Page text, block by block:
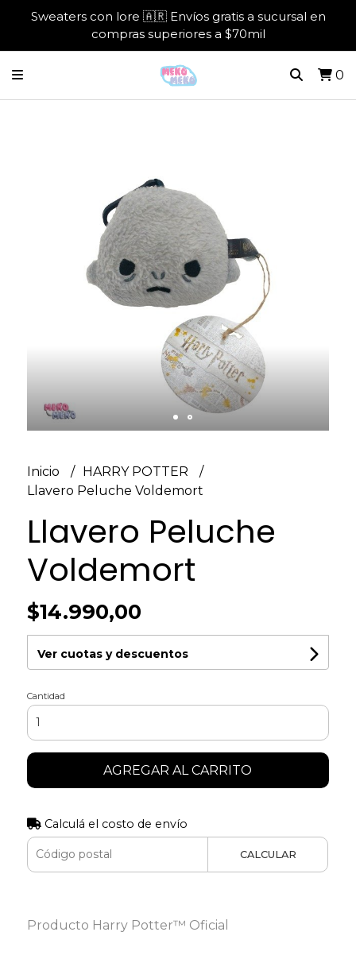
Sweaters con lore 🇦🇷 Envíos gratis a sucursal en
compras superiores a $70mil
0
Inicio
HARRY POTTER
Llavero Peluche Voldemort
Llavero Peluche
Voldemort
$14.990,00
Ver cuotas y descuentos
Cantidad
AGREGAR AL CARRITO
Calculá el costo de envío
CALCULAR
Producto Harry Potter™ Oficial